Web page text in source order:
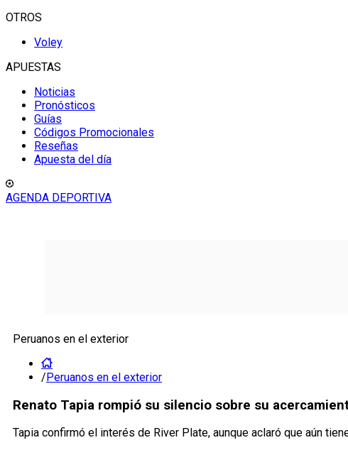
OTROS
Voley
APUESTAS
Noticias
Pronósticos
Guías
Códigos Promocionales
Reseñas
Apuesta del día
AGENDA DEPORTIVA
Peruanos en el exterior
/Peruanos en el exterior
Renato Tapia rompió su silencio sobre su
Tapia confirmó el interés de River Plate, aunque aclaró que aún